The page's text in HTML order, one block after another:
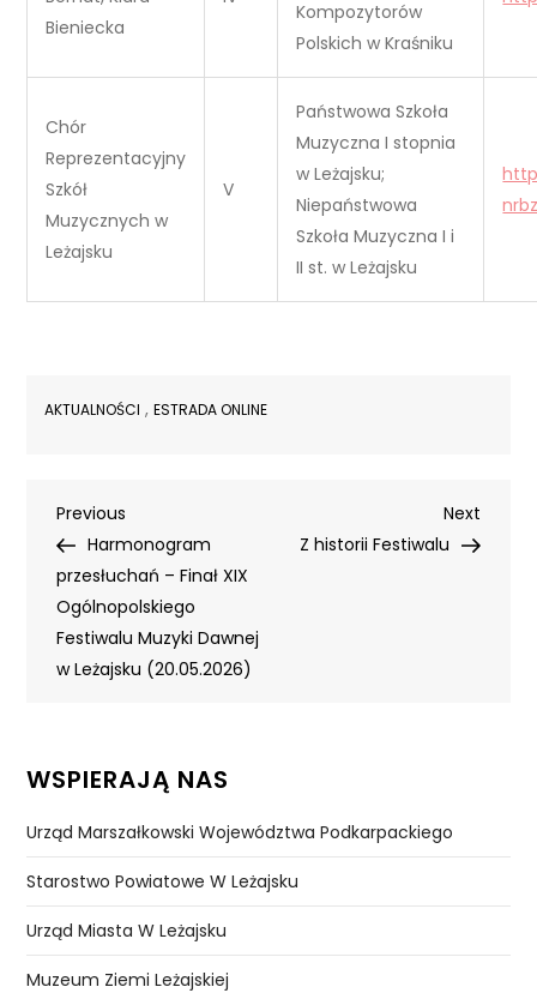
Bieniecka
Kompozytorów
Polskich w Kraśniku
Chór
Reprezentacyjny
Szkół
Muzycznych w
Leżajsku
V
Państwowa Szkoła
Muzyczna I stopnia
w Leżajsku;
Niepaństwowa
Szkoła Muzyczna I i
II st. w Leżajsku
AKTUALNOŚCI ,ESTRADA ONLINE
Nawigacja
wpisu
Previous
Post
Previous
Harmonogram
przesłuchań – Finał XIX
Ogólnopolskiego
Festiwalu Muzyki Dawnej
w Leżajsku (20.05.2026)
Next
Post
Next
Z historii Festiwalu
WSPIERAJĄ NAS
Urząd Marszałkowski Województwa Podkarpackiego
Starostwo Powiatowe W Leżajsku
Urząd Miasta W Leżajsku
Muzeum Ziemi Leżajskiej